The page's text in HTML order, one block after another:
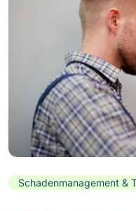
Schadenmanagement &